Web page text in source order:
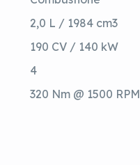
2,0 L / 1984 cm3
190 CV / 140 kW
4
320 Nm @ 1500 RPM